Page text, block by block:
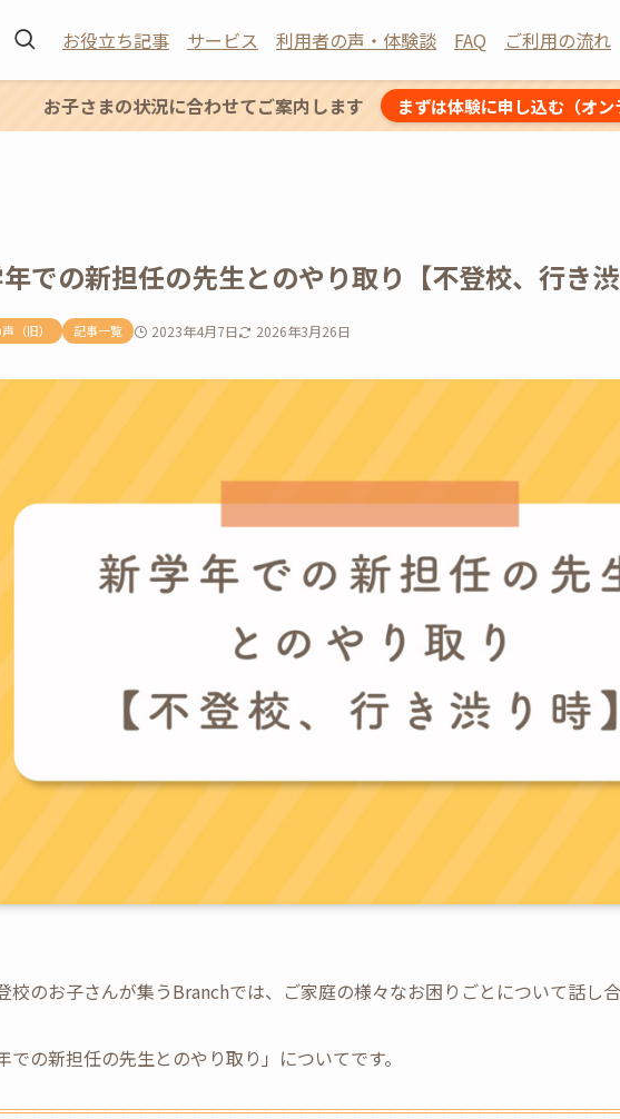
お役立ち記事 サービス 利用者の声・体験談 FAQ ご利用の流れ
お子さまの状況に合わせてご案内します まずは体験に申し込む（オ
での新担任の先生とのやり取り【不登校、行き
（旧） 記事一覧 2023年4月7日 2026年3月26日
校のお子さんが集うBranchでは、ご家庭の様々なお困りごとについて話し
での新担任の先生とのやり取り」についてです。